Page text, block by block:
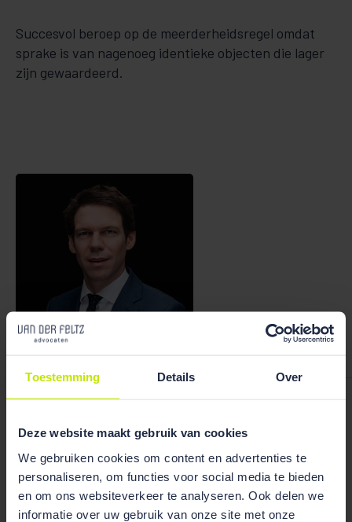
Toestemming Details Over
Deze website maakt gebruik van cookies
We gebruiken cookies om content en advertenties te
personaliseren, om functies voor social media te bieden
en om ons websiteverkeer te analyseren. Ook delen we
informatie over uw gebruik van onze site met onze
Succesvol beroep op de meerderheidsregel omdat
sprake is van nagenoeg identieke objecten die lager
zijn gewaardeerd.
Ruben Wiegerink
Bekijk team
Publicaties